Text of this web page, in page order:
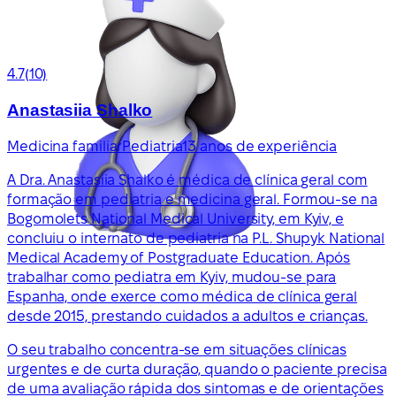
4.7(10)
Anastasiia Shalko
Medicina familiarPediatria13 anos de experiência
A Dra. Anastasiia Shalko é médica de clínica geral com
formação em pediatria e medicina geral. Formou-se na
Bogomolets National Medical University, em Kyiv, e
concluiu o internato de pediatria na P.L. Shupyk National
Medical Academy of Postgraduate Education. Após
trabalhar como pediatra em Kyiv, mudou-se para
Espanha, onde exerce como médica de clínica geral
desde 2015, prestando cuidados a adultos e crianças.
O seu trabalho concentra-se em situações clínicas
urgentes e de curta duração, quando o paciente precisa
de uma avaliação rápida dos sintomas e de orientações